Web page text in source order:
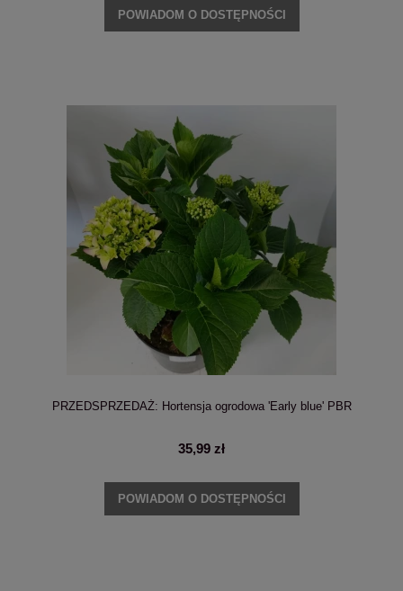
POWIADOM O DOSTĘPNOŚCI
PRZEDSPRZEDAŻ: Hortensja ogrodowa 'Early blue' PBR
35,99 zł
POWIADOM O DOSTĘPNOŚCI